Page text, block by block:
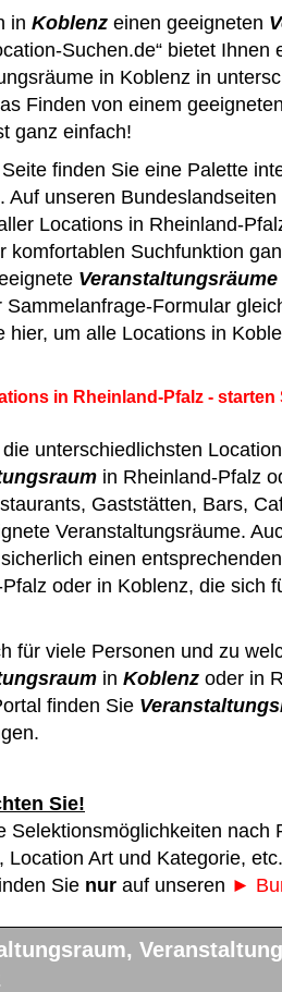
in Koblenz einen geeigneten
Suchen.de“ bietet
in Koblenz in
Finden von einem
ganz einfach!
finden Sie eine Palette
Auf unseren
Locations in Rheinland-
komfortablen Suchfunktion
Veranstaltungsräume
Sammelanfrage-Formular
hier, um alle Locations in
in Rheinland-Pfalz - starten
unterschiedlichsten
in Rheinland-Pfalz
Gaststätten, Bars,
Veranstaltungsräume.
einen
oder in Koblenz, die sich
für viele Personen und zu
in Koblenz oder in
finden Sie
Sie!
Selektionsmöglichkeiten nach
Location Art und Kategorie,
Sie nur auf unseren ►